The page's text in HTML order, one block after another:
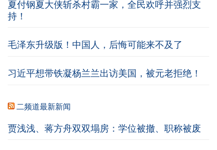
夏付钢夏大侠斩杀村霸一家，全民欢呼并强烈支
持！
毛泽东升级版！中国人，后悔可能来不及了
习近平想带铁凝杨兰兰出访美国，被元老拒绝！
二频道最新新闻
贾浅浅、蒋方舟双双塌房：学位被撤、职称被废